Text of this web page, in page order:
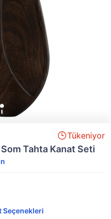
Tükeniyor
Tahta Kanat Seti
Seçenekleri